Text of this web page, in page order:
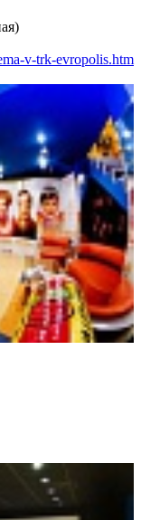
v-trk-evropolis.htm